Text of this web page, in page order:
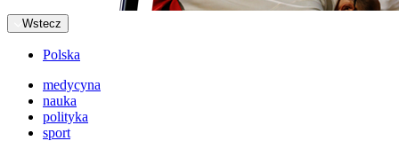
Wstecz
Polska
medycyna
nauka
polityka
sport